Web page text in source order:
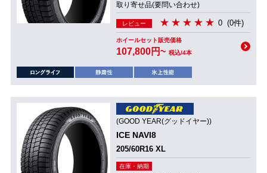
取り寄せ品(要問い合わせ)
レビュー 0 (0件)
ホイールセット販売価格
107,800円~ 税込/4本
(GOOD YEAR(グッドイヤー))
ICE NAVI8
205/60R16 XL
在庫・納期